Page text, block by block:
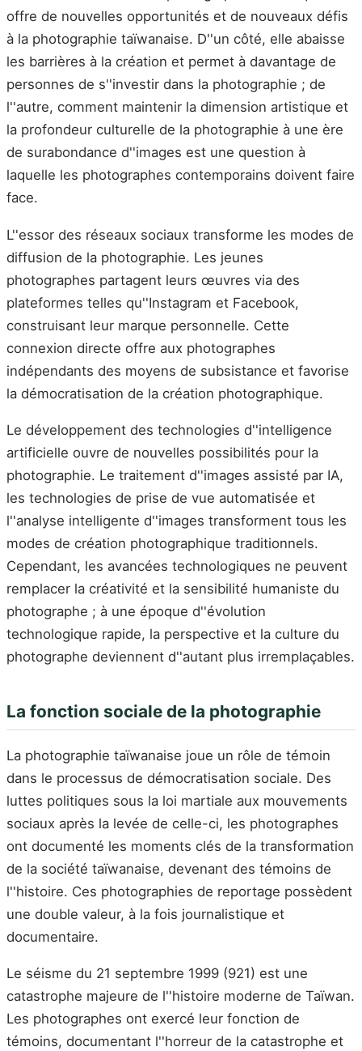
offre de nouvelles opportunités et de nouveaux défis
à la photographie taïwanaise. D''un côté, elle abaisse
les barrières à la création et permet à davantage de
personnes de s''investir dans la photographie ; de
l''autre, comment maintenir la dimension artistique et
la profondeur culturelle de la photographie à une ère
de surabondance d''images est une question à
laquelle les photographes contemporains doivent faire
face.
L''essor des réseaux sociaux transforme les modes de
diffusion de la photographie. Les jeunes
photographes partagent leurs œuvres via des
plateformes telles qu''Instagram et Facebook,
construisant leur marque personnelle. Cette
connexion directe offre aux photographes
indépendants des moyens de subsistance et favorise
la démocratisation de la création photographique.
Le développement des technologies d''intelligence
artificielle ouvre de nouvelles possibilités pour la
photographie. Le traitement d''images assisté par IA,
les technologies de prise de vue automatisée et
l''analyse intelligente d''images transforment tous les
modes de création photographique traditionnels.
Cependant, les avancées technologiques ne peuvent
remplacer la créativité et la sensibilité humaniste du
photographe ; à une époque d''évolution
technologique rapide, la perspective et la culture du
photographe deviennent d''autant plus irremplaçables.
La fonction sociale de la photographie
La photographie taïwanaise joue un rôle de témoin
dans le processus de démocratisation sociale. Des
luttes politiques sous la loi martiale aux mouvements
sociaux après la levée de celle-ci, les photographes
ont documenté les moments clés de la transformation
de la société taïwanaise, devenant des témoins de
l''histoire. Ces photographies de reportage possèdent
une double valeur, à la fois journalistique et
documentaire.
Le séisme du 21 septembre 1999 (921) est une
catastrophe majeure de l''histoire moderne de Taïwan.
Les photographes ont exercé leur fonction de
témoins, documentant l''horreur de la catastrophe et